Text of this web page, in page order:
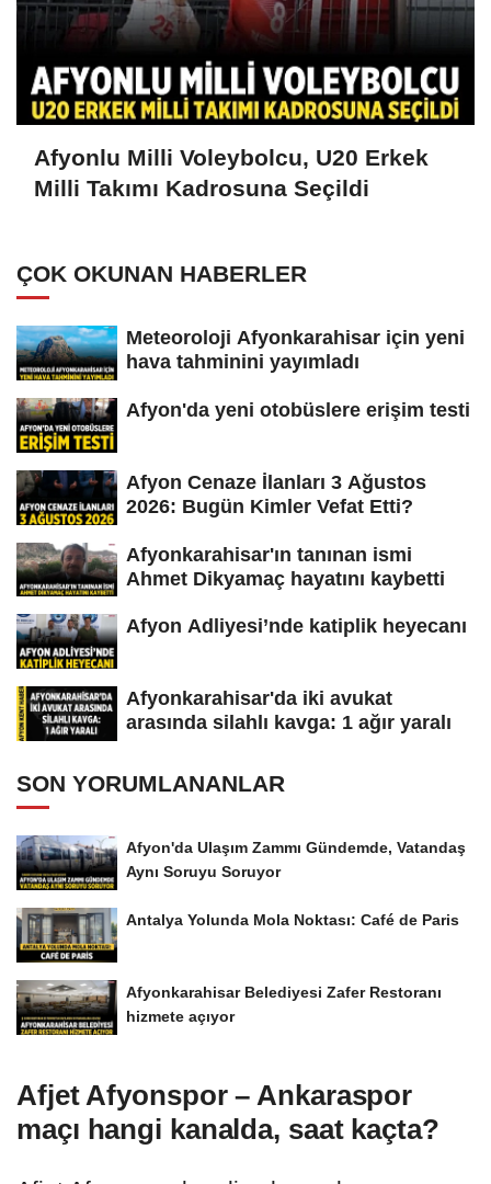
Afyonlu Milli Voleybolcu, U20 Erkek
Milli Takımı Kadrosuna Seçildi
ÇOK OKUNAN HABERLER
Meteoroloji Afyonkarahisar için yeni
hava tahminini yayımladı
Afyon'da yeni otobüslere erişim testi
Afyon Cenaze İlanları 3 Ağustos
2026: Bugün Kimler Vefat Etti?
Afyonkarahisar'ın tanınan ismi
Ahmet Dikyamaç hayatını kaybetti
Afyon Adliyesi’nde katiplik heyecanı
Afyonkarahisar'da iki avukat
arasında silahlı kavga: 1 ağır yaralı
SON YORUMLANANLAR
Afyon'da Ulaşım Zammı Gündemde, Vatandaş
Aynı Soruyu Soruyor
Antalya Yolunda Mola Noktası: Café de Paris
Afyonkarahisar Belediyesi Zafer Restoranı
hizmete açıyor
Afjet Afyonspor – Ankaraspor
maçı hangi kanalda, saat kaçta?